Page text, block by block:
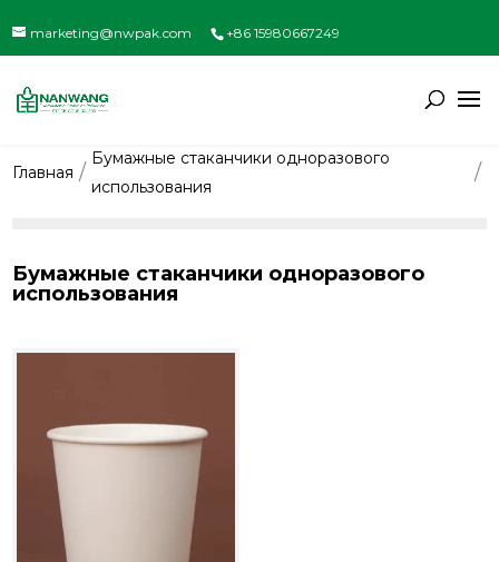
marketing@nwpak.com +86 15980667249
Главная
Бумажные стаканчики одноразового
использования
Бумажные стаканчики одноразового
использования